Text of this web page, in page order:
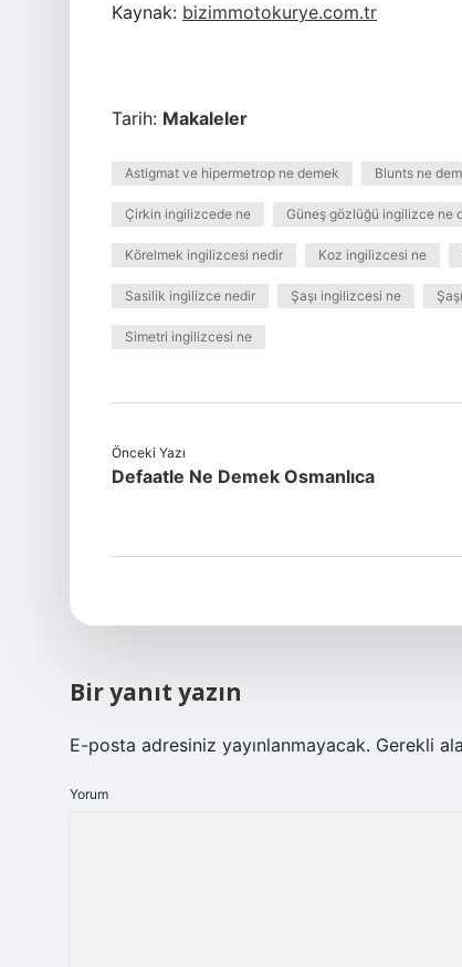
Kaynak: bizimmotokurye.com.tr
Tarih: Makaleler
Astigmat ve hipermetrop ne demek Blunts ne
Çirkin ingilizcede ne Güneş gözlüğü ingilizce ne
Körelmek ingilizcesi nedir Koz ingilizcesi ne
Sasilik ingilizce nedir Şaşı ingilizcesi ne
Simetri ingilizcesi ne
Önceki Yazı
Defaatle Ne Demek Osmanlıca
Bir yanıt yazın
E-posta adresiniz yayınlanmayacak. Gerekli
Yorum